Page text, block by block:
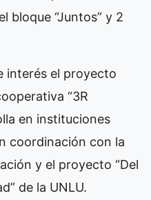
bloque “Juntos” y 2
interés el proyecto
“3R
en instituciones
coordinación con la
y el proyecto “Del
de la UNLU.